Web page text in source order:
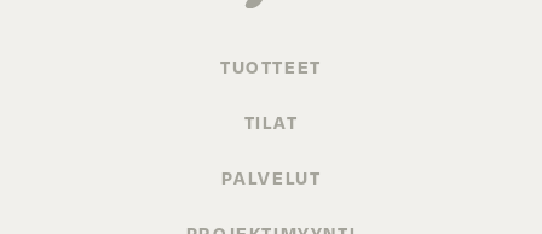
TUOTTEET
TILAT
PALVELUT